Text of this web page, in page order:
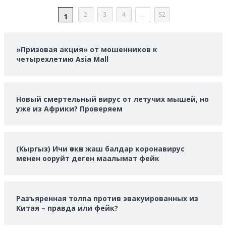
ПАГИНАЦИЯ
1 2 3 4 … 52
»Призовая акция» от мошенников к
четырехлетию Asia Mall
Новый смертельный вирус от летучих мышей, но
уже из Африки? Проверяем
(Кыргыз) Ичи өткөн жаш балдар коронавирус
менен ооруйт деген маалымат фейк
Разъяренная толпа против эвакуированных из
Китая – правда или фейк?